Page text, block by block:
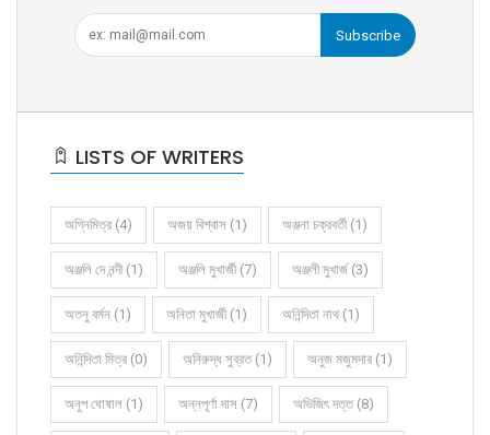
Subscribe
LISTS OF WRITERS
অগ্নিমিত্র (4) অজয় বিশ্বাস (1) অঞ্জনা চক্রবর্তী (1)
অঞ্জলি দে নন্দী (1) অঞ্জলি মুখার্জী (7) অঞ্জলী মুখার্জ (3)
অতনু বর্মন (1) অনিতা মুখার্জী (1) অনিন্দিতা নাথ (1)
অনিন্দিতা মিত্র (0) অনিরুদ্ধ সুব্রত (1) অনুজ মজুমদার (1)
অনুপ ঘোষাল (1) অন্নপূর্ণা দাস (7) অভিজিৎ দত্ত (8)